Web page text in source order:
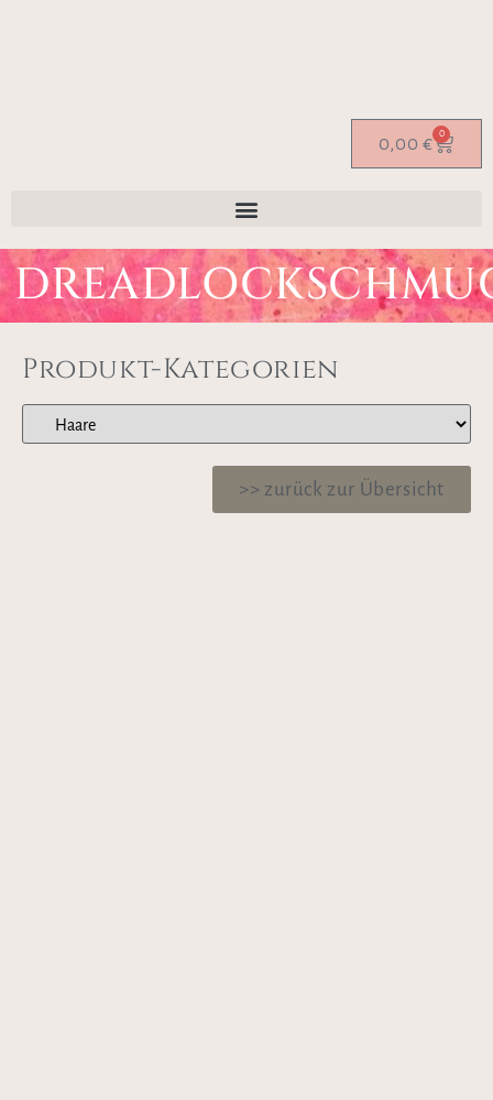
0,00 € 0
Produkt-Kategorien
>> zurück zur Übersicht